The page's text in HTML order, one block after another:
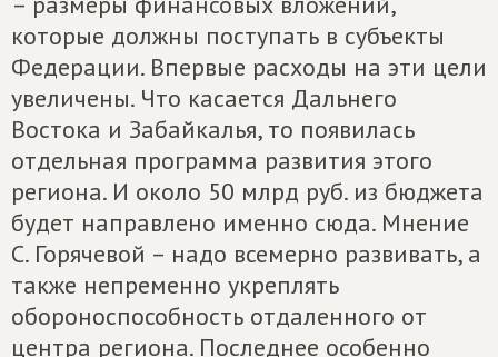
которые должны поступать в субъекты
Федерации. Впервые расходы на эти цели
увеличены. Что касается Дальнего
Востока и Забайкалья, то появилась
отдельная программа развития этого
региона. И около 50 млрд руб. из бюджета
будет направлено именно сюда. Мнение
С. Горячевой – надо всемерно развивать, а
также непременно укреплять
обороноспособность отдаленного от
центра региона. Последнее особенно